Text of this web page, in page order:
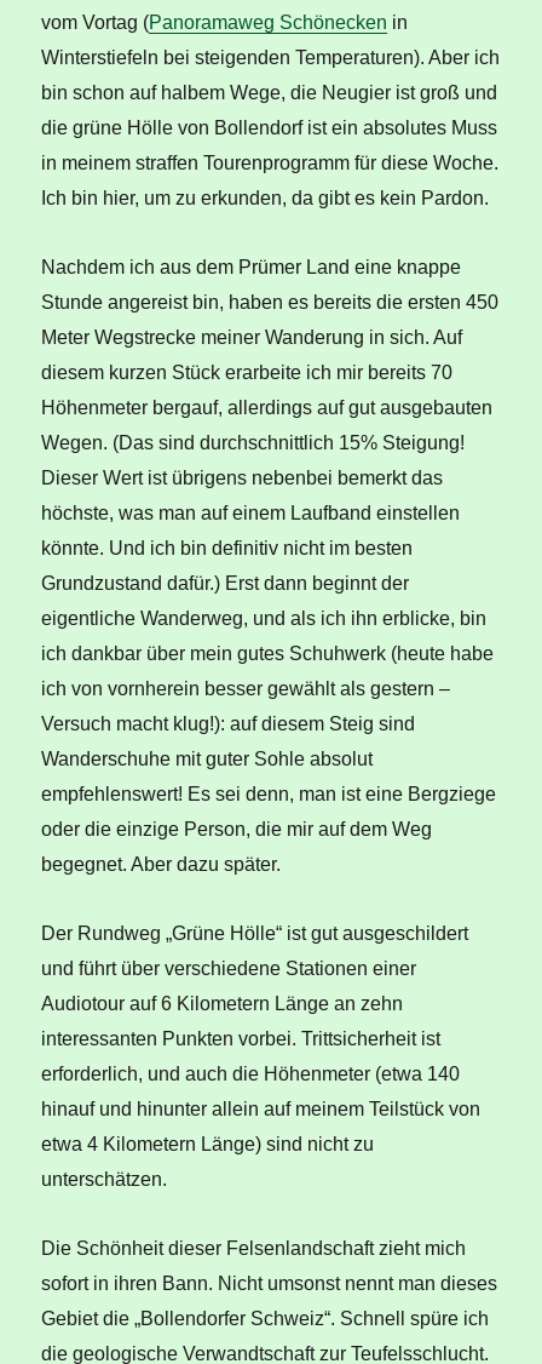
vom Vortag (Panoramaweg Schönecken in
Winterstiefeln bei steigenden Temperaturen). Aber ich
bin schon auf halbem Wege, die Neugier ist groß und
die grüne Hölle von Bollendorf ist ein absolutes Muss
in meinem straffen Tourenprogramm für diese Woche.
Ich bin hier, um zu erkunden, da gibt es kein Pardon.
Nachdem ich aus dem Prümer Land eine knappe
Stunde angereist bin, haben es bereits die ersten 450
Meter Wegstrecke meiner Wanderung in sich. Auf
diesem kurzen Stück erarbeite ich mir bereits 70
Höhenmeter bergauf, allerdings auf gut ausgebauten
Wegen. (Das sind durchschnittlich 15% Steigung!
Dieser Wert ist übrigens nebenbei bemerkt das
höchste, was man auf einem Laufband einstellen
könnte. Und ich bin definitiv nicht im besten
Grundzustand dafür.) Erst dann beginnt der
eigentliche Wanderweg, und als ich ihn erblicke, bin
ich dankbar über mein gutes Schuhwerk (heute habe
ich von vornherein besser gewählt als gestern –
Versuch macht klug!): auf diesem Steig sind
Wanderschuhe mit guter Sohle absolut
empfehlenswert! Es sei denn, man ist eine Bergziege
oder die einzige Person, die mir auf dem Weg
begegnet. Aber dazu später.
Der Rundweg „Grüne Hölle“ ist gut ausgeschildert
und führt über verschiedene Stationen einer
Audiotour auf 6 Kilometern Länge an zehn
interessanten Punkten vorbei. Trittsicherheit ist
erforderlich, und auch die Höhenmeter (etwa 140
hinauf und hinunter allein auf meinem Teilstück von
etwa 4 Kilometern Länge) sind nicht zu
unterschätzen.
Die Schönheit dieser Felsenlandschaft zieht mich
sofort in ihren Bann. Nicht umsonst nennt man dieses
Gebiet die „Bollendorfer Schweiz“. Schnell spüre ich
die geologische Verwandtschaft zur Teufelsschlucht.